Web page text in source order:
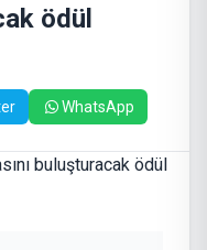
ödül
WhatsApp